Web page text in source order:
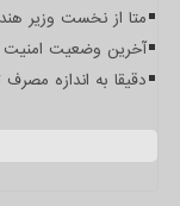
متا از نخست وزیر
آخرین وضعیت امنیت
دقیقا به اندازه